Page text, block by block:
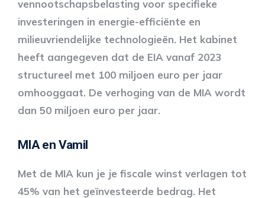
vennootschapsbelasting voor specifieke
investeringen in energie-efficiënte en
milieuvriendelijke technologieën. Het kabinet
heeft aangegeven dat de EIA vanaf 2023
structureel met 100 miljoen euro per jaar
omhooggaat. De verhoging van de MIA wordt
dan 50 miljoen euro per jaar.
MIA en Vamil
Met de MIA kun je je fiscale winst verlagen tot
45% van het geïnvesteerde bedrag. Het